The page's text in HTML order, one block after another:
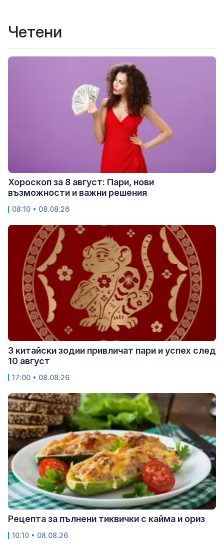
Четени
Хороскоп за 8 август: Пари, нови
възможности и важни решения
08:10 • 08.08.26
3 китайски зодии привличат пари и успех след
10 август
17:00 • 08.08.26
Рецепта за пълнени тиквички с кайма и ориз
10:10 • 08.08.26